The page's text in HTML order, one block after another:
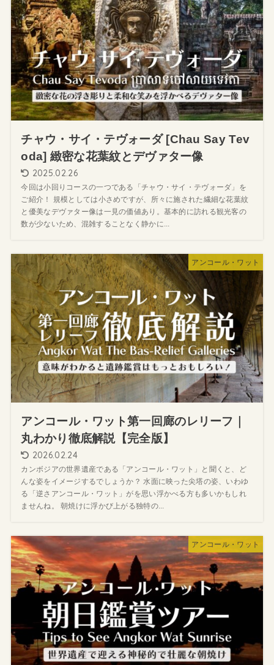
チャウ・サイ・テヴォーダ [Chau Say Tev
oda] 緻密な花葉紋とデヴァター像
2025.02.26
今回は小回りコースの一つである「チャウ・サイ・テヴォーダ」を
ご紹介！ 規模としては小さめですが、所々に施された繊細な花葉紋
と優美なデヴァター像は一見の価値あり。基本的に訪れる観光客の
数が少ないため、混雑することなく静かに...
アンコール・ワット
アンコール・ワット第一回廊のレリーフ｜
丸わかり徹底解説【完全版】
2026.02.24
カンボジアの世界遺産である「アンコール・ワット」と聞くと、ど
んな姿をイメージするでしょうか？ 水面に映った尖塔の姿、いわゆ
る「逆さアンコール・ワット」がを思い浮かべる方も多いかもしれ
ませんね。 朝焼けに浮かび上がる独特の...
アンコール・ワット